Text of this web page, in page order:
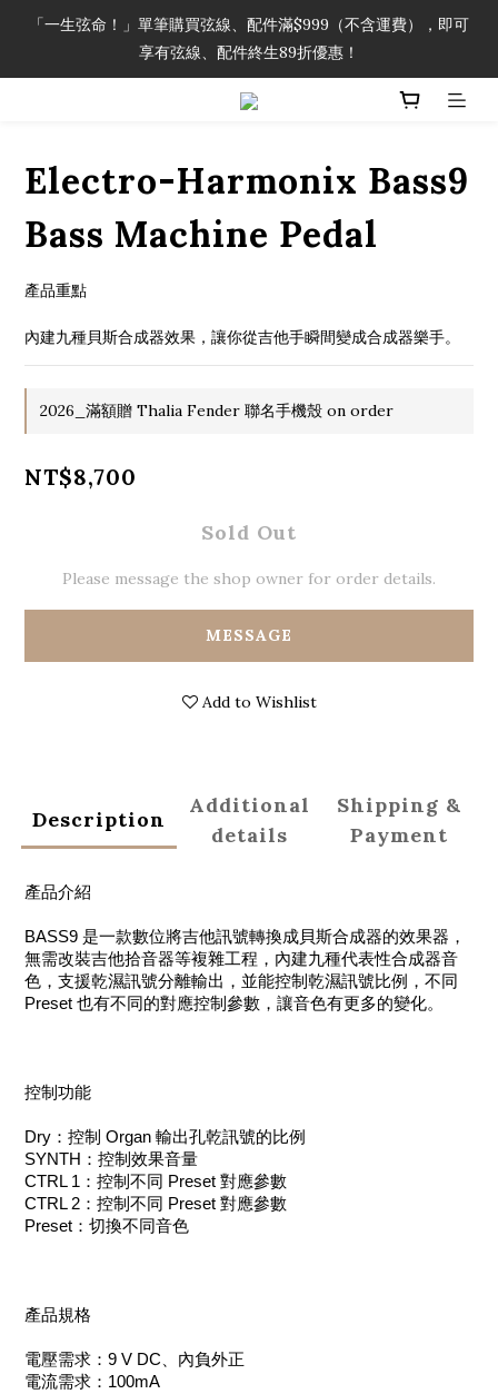
「一生弦命！」單筆購買弦線、配件滿$999（不含運費），即可
享有弦線、配件終生89折優惠！
「一生弦命！」單筆購買弦線、配件滿$999（不含運費），即可
享有弦線、配件終生89折優惠！
加入會員即領2000元購物金。 加入購物車查看更多折扣！
「一生弦命！」單筆購買弦線、配件滿$999（不含運費），即可
Electro-Harmonix Bass9
Bass Machine Pedal
產品重點
內建九種貝斯合成器效果，讓你從吉他手瞬間變成合成器樂手。
2026_滿額贈 Thalia Fender 聯名手機殼 on order
NT$8,700
Sold Out
Please message the shop owner for order details.
MESSAGE
Add to Wishlist
Description
Additional
details
Shipping &
Payment
產品介紹
BASS9 是一款數位將吉他訊號轉換成貝斯合成器的效果器，
無需改裝吉他拾音器等複雜工程，內建九種代表性合成器音
色，支援乾濕訊號分離輸出，並能控制乾濕訊號比例，不同
Preset 也有不同的對應控制參數，讓音色有更多的變化。
控制功能
Dry：控制 Organ 輸出孔乾訊號的比例
SYNTH：控制效果音量
CTRL 1：控制不同 Preset 對應參數
CTRL 2：控制不同 Preset 對應參數
Preset：切換不同音色
產品規格
電壓需求：9 V DC、內負外正
電流需求：100mA